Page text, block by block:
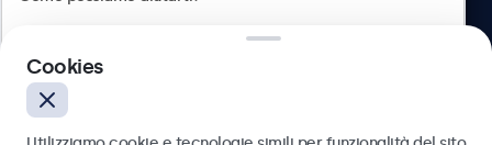
Cookies